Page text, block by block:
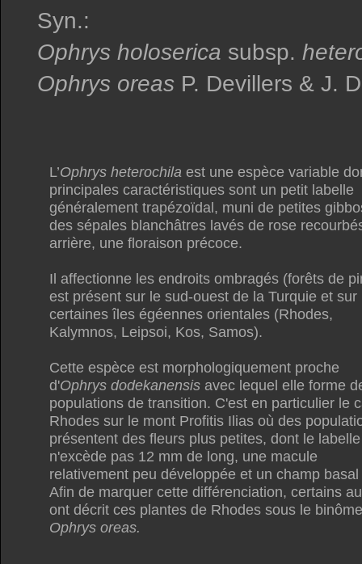
Syn.:
Ophrys holoserica subsp.
Ophrys oreas P. Devillers & J.
L’Ophrys heterochila est une espèce variable
principales caractéristiques sont un petit labelle
généralement trapézoïdal, muni de petites
des sépales blanchâtres lavés de rose
arrière, une floraison précoce.
Il affectionne les endroits ombragés (forêts de
est présent sur le sud-ouest de la Turquie et sur
certaines îles égéennes orientales (Rhodes,
Kalymnos, Leipsoi, Kos, Samos).
Cette espèce est morphologiquement proche
d'Ophrys dodekanensis avec lequel elle forme
populations de transition. C'est en particulier le
Rhodes sur le mont Profitis Ilias où des
présentent des fleurs plus petites, dont le labelle
n'excède pas 12 mm de long, une macule
relativement peu développée et un champ basal
Afin de marquer cette différenciation, certains
ont décrit ces plantes de Rhodes sous le binôme
Ophrys oreas.